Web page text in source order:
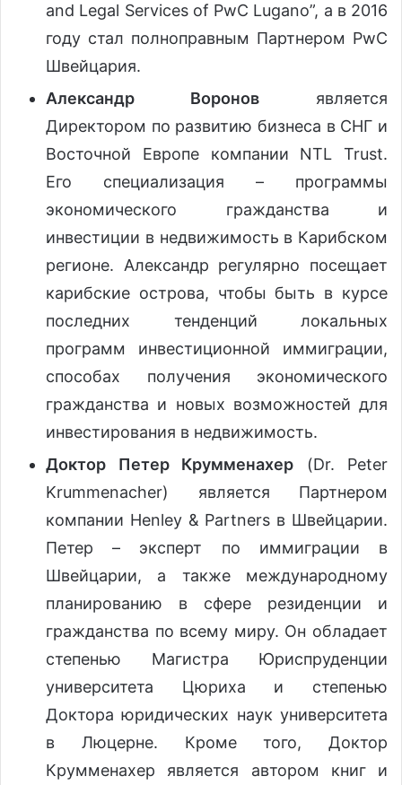
and Legal Services of PwC Lugano”, а в 2016
году стал полноправным Партнером PwC
Швейцария.
Александр Воронов является
Директором по развитию бизнеса в СНГ и
Восточной Европе компании NTL Trust.
Его специализация – программы
экономического гражданства и
инвестиции в недвижимость в Карибском
регионе. Александр регулярно посещает
карибские острова, чтобы быть в курсе
последних тенденций локальных
программ инвестиционной иммиграции,
способах получения экономического
гражданства и новых возможностей для
инвестирования в недвижимость.
Доктор Петер Крумменахер (Dr. Peter
Krummenacher) является Партнером
компании Henley & Partners в Швейцарии.
Петер – эксперт по иммиграции в
Швейцарии, а также международному
планированию в сфере резиденции и
гражданства по всему миру. Он обладает
степенью Магистра Юриспруденции
университета Цюриха и степенью
Доктора юридических наук университета
в Люцерне. Кроме того, Доктор
Крумменахер является автором книг и